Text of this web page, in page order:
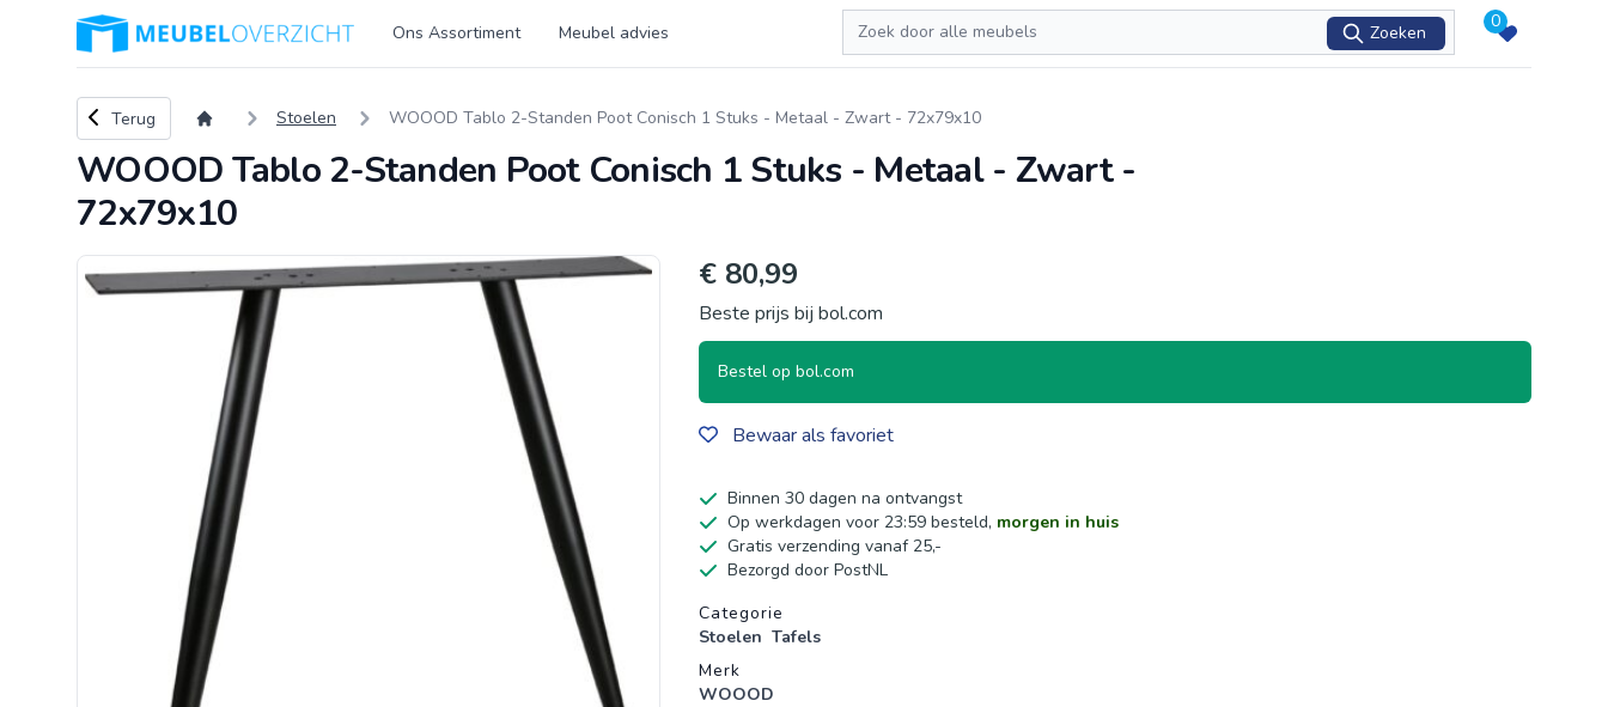
Logo Meubeloverzicht.nl Ons Assortiment Meubel advies
Zoeken
Zoeken
0
Terug naar overzicht
Terug Stoelen WOOOD Tablo 2-Standen Poot Conisch 1 Stuks - Metaal - Zwart - 72x79x10
WOOOD Tablo 2-Standen Poot Conisch 1 Stuks - Metaal - Zwart -
72x79x10
€ 80,99
Beste prijs bij bol.com
Bestel op bol.com
Bewaar als favoriet
Binnen 30 dagen na ontvangst
Op werkdagen voor 23:59 besteld, morgen in huis
Gratis verzending vanaf 25,-
Bezorgd door PostNL
Productgegevens
Categorie
Stoelen Tafels
Merk
WOOOD